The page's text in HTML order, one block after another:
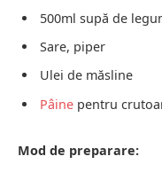
500ml supă de
Sare, piper
Ulei de măsline
Pâine pentru
Mod de preparare: